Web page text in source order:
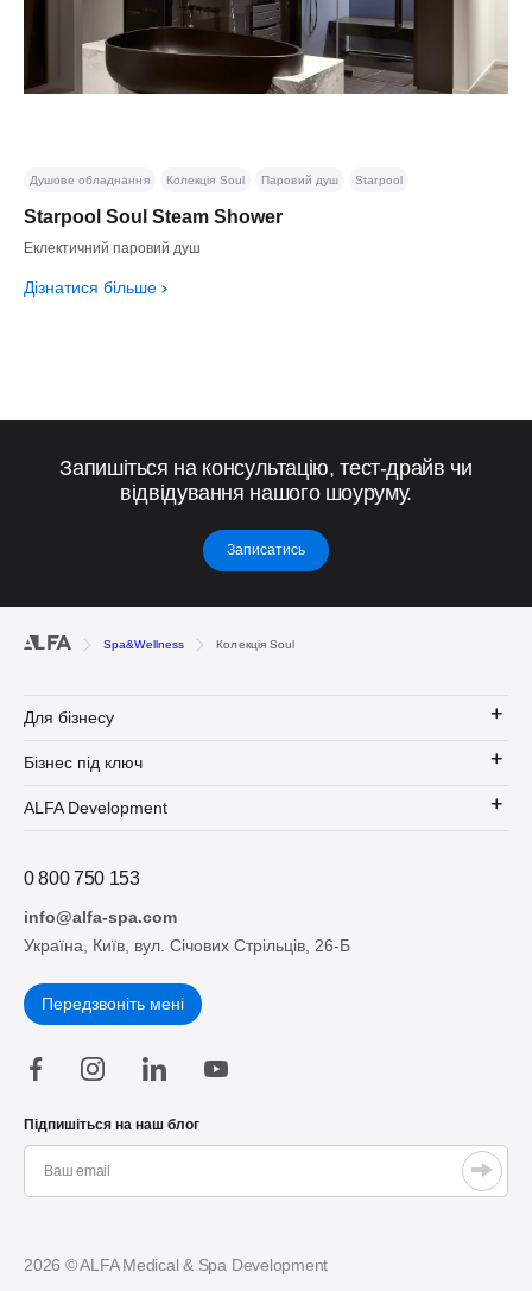
Starpool Soul Steam Shower
Еклектичний паровий душ
Дізнатися більше
Душове обладнання Колекція Soul Паровий душ Starpool
Запишіться на консультацію, тест-драйв чи
відвідування нашого шоуруму.
Записатись
Spa&Wellness Колекція Soul
Для бізнесу
Бізнес під ключ
ALFA Development
0 800 750 153
info@alfa-spa.com
Україна, Київ, вул. Січових Стрільців, 26-Б
Передзвоніть мені
Підпишіться на наш блог
2026 © ALFA Medical & Spa Development